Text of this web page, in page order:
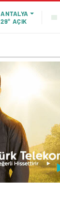
ANTALYA
29° AÇIK